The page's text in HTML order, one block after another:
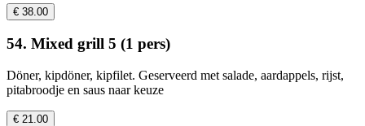
€ 38.00
54. Mixed grill 5 (1 pers)
Döner, kipdöner, kipfilet. Geserveerd met salade, aardappels, rijst,
pitabroodje en saus naar keuze
€ 21.00